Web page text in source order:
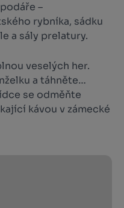
–
rybníka, sádku
a sály prelatury.
veselých her.
a táhněte…
se odměňte
kávou v zámecké